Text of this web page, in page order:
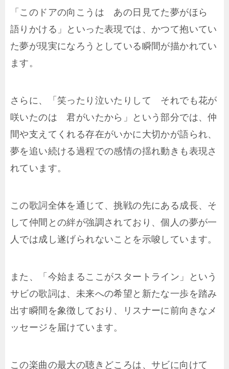
「このドアの向こうは あの日見てた夢がほら
語りかける」といった表現では、かつて抱いてい
た夢が現実になろうとしている瞬間が描かれてい
ます。
さらに、「笑ったり泣いたりして それでも花が
咲いたのは 君がいたから」という部分では、仲
間や支えてくれる存在がいかに大切かが語られ、
夢を追い続ける過程での感情の揺れ動きも表現さ
れています。
この歌詞全体を通じて、挑戦の先にある成長、そ
して仲間との絆が強調されており、個人の夢が一
人では成し遂げられないことを示唆しています。
また、「今始まるここがスタートライン」という
サビの歌詞は、未来への希望と新たな一歩を踏み
出す瞬間を象徴しており、リスナーに前向きなメ
ッセージを届けています。
この楽曲の最大の聴きどころは、サビに向けて